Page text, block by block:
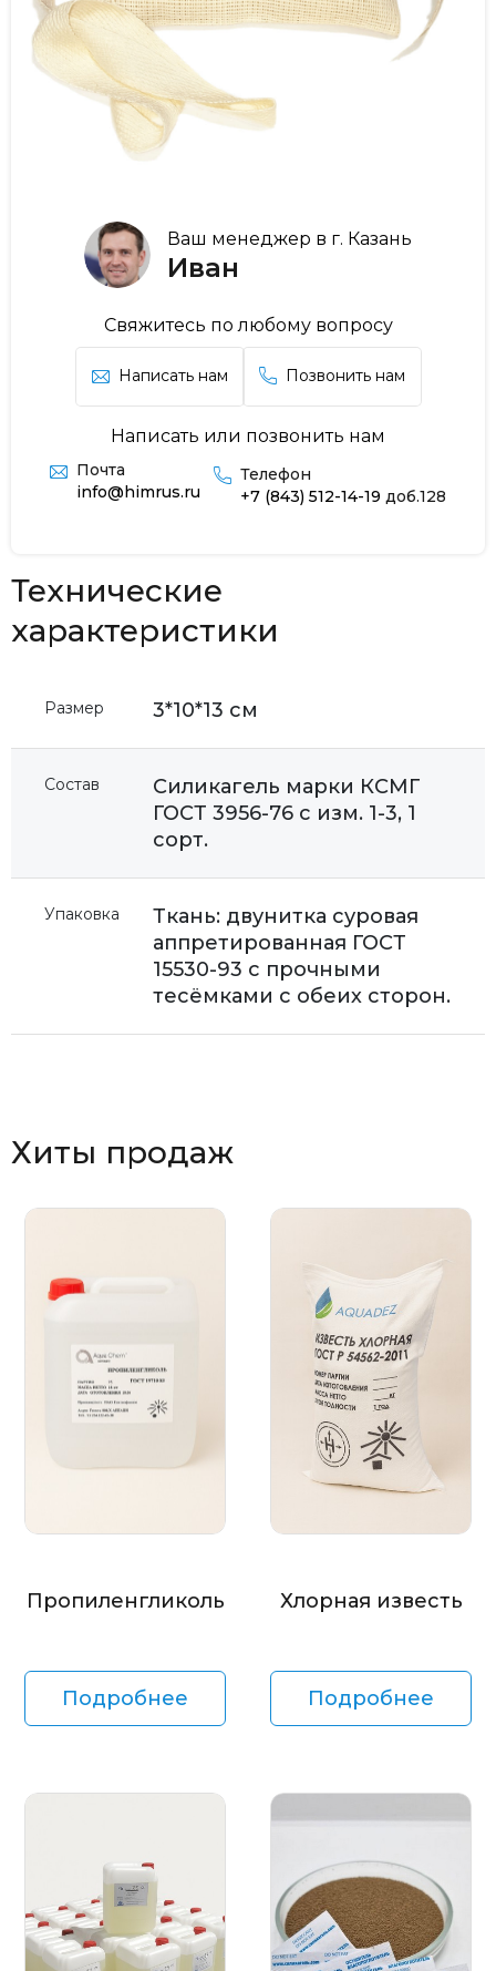
Ваш менеджер в г. Казань
Иван
Свяжитесь по любому вопросу
Написать нам Позвонить нам
Написать или позвонить нам
Почта
info@himrus.ru
Телефон
+7 (843) 512-14-19 доб.128
Технические
характеристики
Размер 3*10*13 см
Состав
Силикагель марки КСМГ
ГОСТ 3956-76 с изм. 1-3, 1
сорт.
Упаковка
Ткань: двунитка суровая
аппретированная ГОСТ
15530-93 с прочными
тесёмками с обеих сторон.
Хиты продаж
Пропиленгликоль
Подробнее
Хлорная известь
Подробнее